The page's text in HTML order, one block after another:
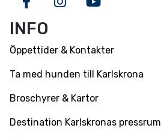
FacebookInstagram
Youtube
INFO
Öppettider & Kontakter
Ta med hunden till Karlskrona
Broschyrer & Kartor
Destination Karlskronas pressrum